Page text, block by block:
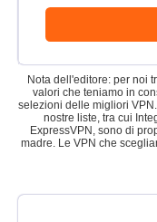
Nota dell'editore: per noi
valori che teniamo in
selezioni delle migliori
nostre liste, tra cui
ExpressVPN, sono di
madre. Le VPN che